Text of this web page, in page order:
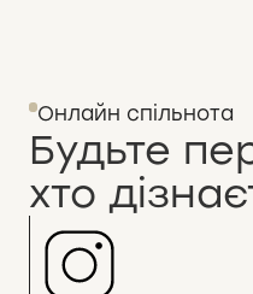
Онлайн спільнота
Будьте
хто